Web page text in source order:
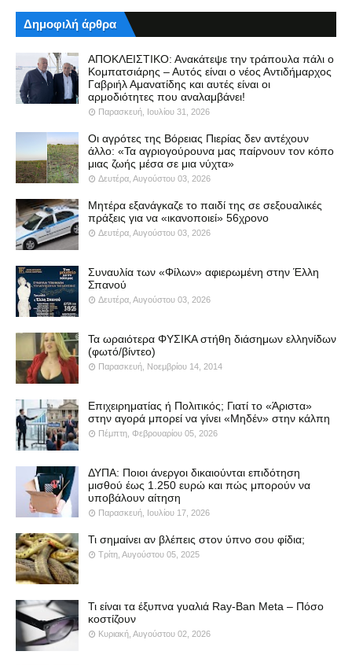
Δημοφιλή άρθρα
ΑΠΟΚΛΕΙΣΤΙΚΟ: Ανακάτεψε την τράπουλα πάλι ο
Κομπατσιάρης – Αυτός είναι ο νέος Αντιδήμαρχος
Γαβριήλ Αμανατίδης και αυτές είναι οι
αρμοδιότητες που αναλαμβάνει!
Παρασκευή, Ιουλίου 31, 2026
Οι αγρότες της Βόρειας Πιερίας δεν αντέχουν
άλλο: «Τα αγριογούρουνα μας παίρνουν τον κόπο
μιας ζωής μέσα σε μια νύχτα»
Δευτέρα, Αυγούστου 03, 2026
Μητέρα εξανάγκαζε το παιδί της σε σεξουαλικές
πράξεις για να «ικανοποιεί» 56χρονο
Δευτέρα, Αυγούστου 03, 2026
Συναυλία των «Φίλων» αφιερωμένη στην Έλλη
Σπανού
Δευτέρα, Αυγούστου 03, 2026
Τα ωραιότερα ΦΥΣΙΚΑ στήθη διάσημων ελληνίδων
(φωτό/βίντεο)
Παρασκευή, Νοεμβρίου 14, 2014
Επιχειρηματίας ή Πολιτικός; Γιατί το «Άριστα»
στην αγορά μπορεί να γίνει «Μηδέν» στην κάλπη
Πέμπτη, Φεβρουαρίου 05, 2026
ΔΥΠΑ: Ποιοι άνεργοι δικαιούνται επιδότηση
μισθού έως 1.250 ευρώ και πώς μπορούν να
υποβάλουν αίτηση
Παρασκευή, Ιουλίου 17, 2026
Τι σημαίνει αν βλέπεις στον ύπνο σου φίδια;
Τρίτη, Αυγούστου 05, 2025
Τι είναι τα έξυπνα γυαλιά Ray-Ban Meta – Πόσο
κοστίζουν
Κυριακή, Αυγούστου 02, 2026